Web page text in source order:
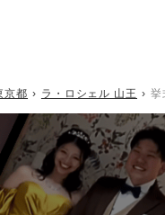
京都 ラ・ロシェル 山王 挙